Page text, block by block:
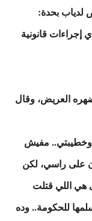
بحدة:
إجراءات قانونية
العريض، وقال
مفيش
على راسي، لكن
هي اللي قتلت
للحكومة.. وده